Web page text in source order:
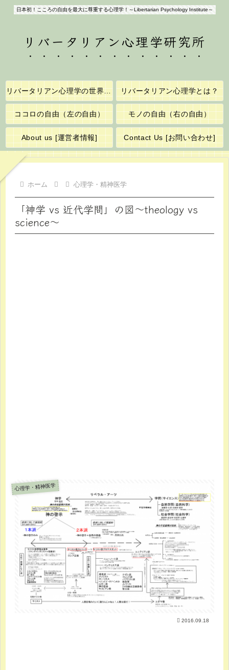
日本初！こころの自由を最大に尊重する心理学！～Libertarian Psychology Institute～
リバータリアン心理学研究所
リバータリアン心理学の世界へようこそ！ リバータリアン心理学とは？
ココロの自由（左の自由） モノの自由（右の自由）
About us [運営者情報] Contact Us [お問い合わせ]
ホーム 心理学・精神医学
「神学 vs 近代学問」の図～theology vs
science～
心理学・精神医学
2016.09.18